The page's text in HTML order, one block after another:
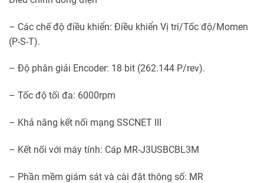
– Các chế độ điều khiển: Điều khiển Vị trí/Tốc độ/Momen
(P-S-T).
– Độ phân giải Encoder: 18 bit (262.144 P/rev).
– Tốc độ tối đa: 6000rpm
– Khả năng kết nối mạng SSCNET III
– Kết nối với máy tính: Cáp MR-J3USBCBL3M
– Phần mềm giám sát và cài đặt thông số: MR